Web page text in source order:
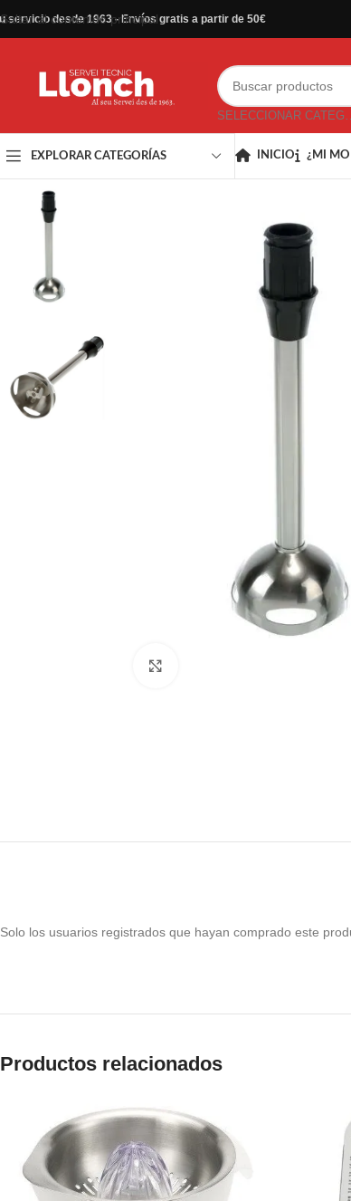
Saltar al contenido principal
servicio desde 1963 - Envíos gratis a partir de 50€
EXPLORAR CATEGORÍAS INICIO ¿MI
Solo los usuarios registrados que hayan comprado este
Productos relacionados